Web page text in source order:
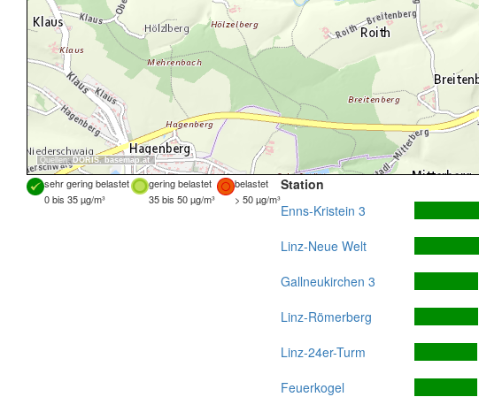
Quellen: DORIS,basemap.at
sehr gering belastet gering belastet
belastet
0 bis 35 µg/m³
35 bis 50 µg/m³ > 50 µg/m³
Station
Enns-Kristein 3
Linz-Neue Welt
Gallneukirchen 3
Linz-Römerberg
Linz-24er-Turm
Feuerkogel